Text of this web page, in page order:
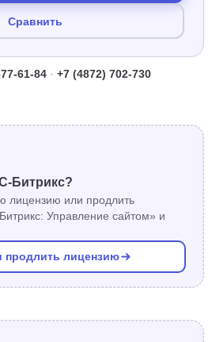
Сравнить
61-84 · +7 (4872) 702-730
Битрикс?
лицензию или продлить
Управление сайтом» и
продлить лицензию